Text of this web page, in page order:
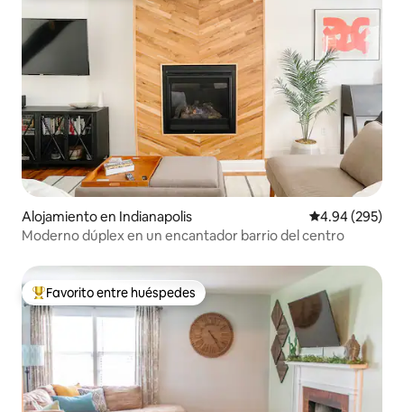
Alojamiento en Indianapolis Calificación
4.94 (295)
Moderno dúplex en un encantador barrio del centro
Favorito entre huéspedes preferido
Favorito entre huéspedes